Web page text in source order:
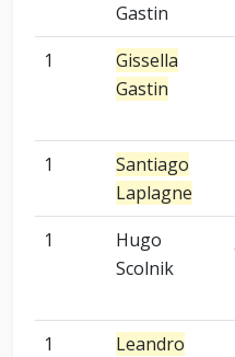
Gastin
1
Gissella
Gastin
1
Santiago
Laplagne
1
Hugo
Scolnik
1
Leandro